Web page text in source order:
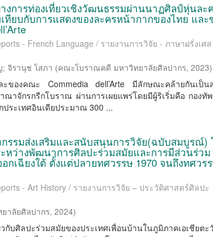
งการท่องเที่ยวเชิงวัฒนธรรมผ่านนาฏศิลป์หุ่นละ
ทียบกับการแสดงของละครหน้ากากของไทย แล
- French Language / รายงานการวิจัย - ภาษาฝรั่งเศส
; จิรานุช โสภา (คณะโบราณคดี มหาวิทยาลัยศิลปากร,2023)
ะของคณะ Commedia dell’Arte มีลักษณะคล้ายกันเป็
าจักรกรีกโบราณ ผ่านการเผยแพร่โดยมีผู้ริเริ่มคือ กองทั
ระเทศอินเดียประมาณ 300 ...
รรมส่งเสริมและสนับสนุนการวิจัย(ฉบับสมบูรณ์)
หว่างพัฒนาการศิลปะร่วมสมัยและการมีส่วนร่วม
กเฉียงใต้ ตั้งแต่ปลายทศวรรษ 1970 จนถึงทศวร
- Art History / รายงานการวิจัย – ประวัติศาสตร์ศิลปะ
าลัยศิลปากร,2024)
กับศิลปะร่วมสมัยของประเทศเพื่อนบ้านในภูมิภาคเอเชียตะ